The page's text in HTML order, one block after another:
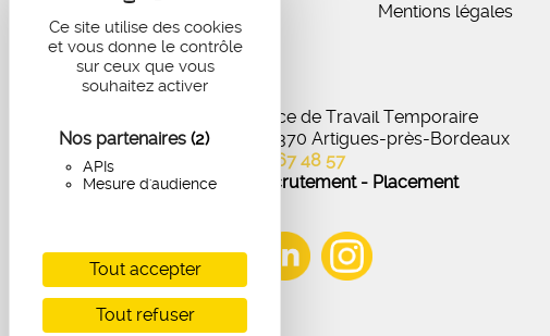
Ce site utilise des cookies
et vous donne le contrôle
sur ceux que vous
souhaitez activer
Nos partenaires (2)
APIs
Mesure d'audience
Tout accepter
Tout refuser
Mentions légales
IA Recrutement - Agence de Travail Temporaire
27 Avenue de Virecourt, 33370 Artigues-près-Bordeaux
05 56 67 48 57
Offres d'emploi - Recrutement - Placement